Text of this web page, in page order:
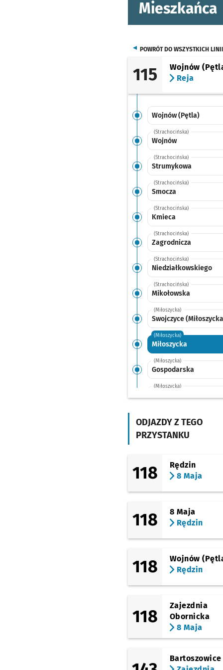
Mieszkańca
POWRÓT DO WSZYSTKICH LINII
115
Wojnów
Reja
Wojnów (Pętla)
(Strachocińska)
Wojnów
(Strachocińska)
Strumykowa
(Strachocińska)
Smocza
(Strachocińska)
Kmieca
(Strachocińska)
Zagrodnicza
(Strachocińska)
Niedziałkowskiego
(Strachocińska)
Mikołowska
(Miłoszycka)
Swojczyce
(Miłoszycka)
Miłoszycka
(Miłoszycka)
Gospodarska
(Miłoszycka)
Monopolowa NŻ
(Mickiewicza)
(Mickiewicza)
Godebskiego (Awf
Wrocław)
(Mickiewicza)
Mickiewicza NŻ
(Skłodowskiej-Curie)
(rondo Reagana)
Pl. Grunwaldzki
(Skłodowskiej-Curie)
Reja
ODJAZDY Z TEGO
PRZYSTANKU
118
Rędzin
8 Maja
118
8 Maja
Rędzin
118
Wojnów
Rędzin
118
Zajezdnia
Obornicka
8 Maja
Bartoszowice